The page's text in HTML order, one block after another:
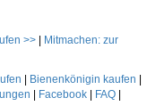
>>
Mitmachen: zur
Bienenkönigin kaufen
Facebook FAQ